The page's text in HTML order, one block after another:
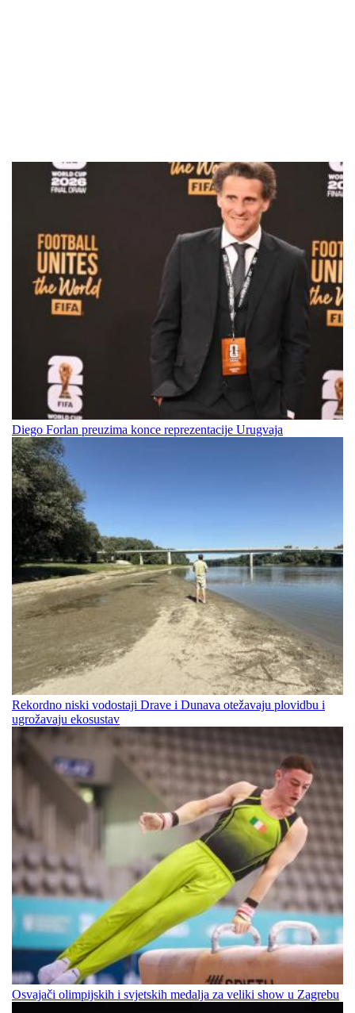
Diego Forlan preuzima konce reprezentacije Urugvaja
Rekordno niski vodostaji Drave i Dunava otežavaju plovidbu i
ugrožavaju ekosustav
Osvajači olimpijskih i svjetskih medalja za veliki show u Zagrebu